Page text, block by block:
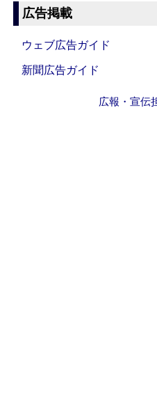
広告掲載
ウェブ広告ガイド
新聞広告ガイド
広報・宣伝